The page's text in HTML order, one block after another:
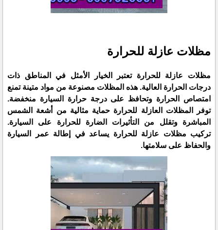
مظلات عازلة للحرارة
مظلات عازلة للحرارة تعتبر الخيار الأمثل في المناطق ذات
درجات الحرارة العالية. هذه المظلات مصنوعة من مواد متينة تمنع
امتصاص الحرارة وتحافظ على درجة حرارة السيارة منخفضة.
توفر المظلات العازلة للحرارة حماية مثالية من أشعة الشمس
المباشرة وتقلل من التأثيرات الضارة للحرارة على السيارة.
تركيب مظلات عازلة للحرارة يساعد في إطالة عمر السيارة
والحفاظ على سلامتها.